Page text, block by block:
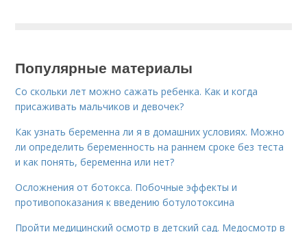
Популярные материалы
Со скольки лет можно сажать ребенка. Как и когда
присаживать мальчиков и девочек?
Как узнать беременна ли я в домашних условиях. Можно
ли определить беременность на раннем сроке без теста
и как понять, беременна или нет?
Осложнения от ботокса. Побочные эффекты и
противопоказания к введению ботулотоксина
Пройти медицинский осмотр в детский сад. Медосмотр в